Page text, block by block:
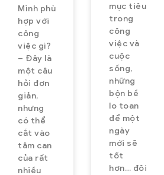
Mình phù
hợp với
công
việc gì?
– Đây là
một câu
hỏi đơn
giản,
nhưng
có thể
cắt vào
tâm can
của rất
nhiều
mục tiêu
trong
công
việc và
cuộc
sống,
những
bộn bề
lo toan
để một
ngày
mới sẽ
tốt
hơn… đôi